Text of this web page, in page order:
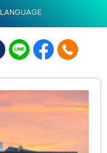
LANGUAGE